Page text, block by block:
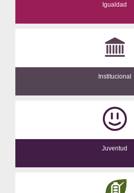
Igualdad
Institucional
Juventud